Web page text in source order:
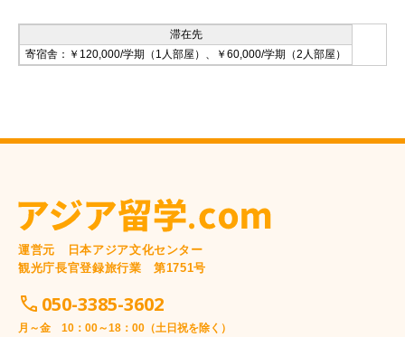
滞在先
寄宿舎：￥120,000/学期（1人部屋）、￥60,000/学期（2人部屋）
運営元 日本アジア文化センター
観光庁長官登録旅行業 第1751号
050-3385-3602
月～金 10：00～18：00（土日祝を除く）